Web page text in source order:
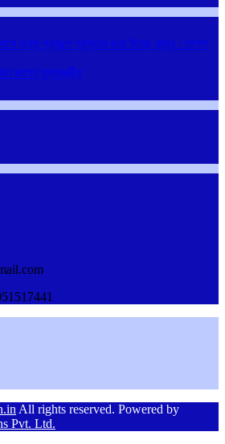
ভব্যা প্রকল্পে প্রস্তাব জমা দিচ্ছে রাজ্য : তাপস
জ্ঞাপন মুখ্যমন্ত্রীর
All rights reserved. Powered by
Pvt. Ltd.